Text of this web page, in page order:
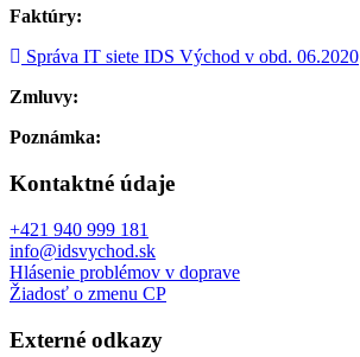
Faktúry:
Správa IT siete IDS Východ v obd. 06.2020
Zmluvy:
Poznámka:
Kontaktné údaje
+421 940 999 181
info@idsvychod.sk
Hlásenie problémov v doprave
Žiadosť o zmenu CP
Externé odkazy